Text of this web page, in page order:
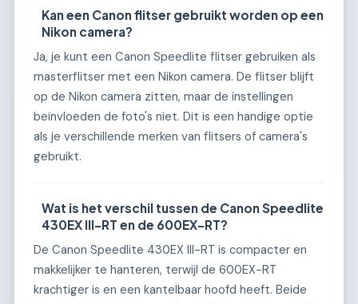
Kan een Canon flitser gebruikt worden op een
Nikon camera?
Ja, je kunt een Canon Speedlite flitser gebruiken als
masterflitser met een Nikon camera. De flitser blijft
op de Nikon camera zitten, maar de instellingen
beïnvloeden de foto's niet. Dit is een handige optie
als je verschillende merken van flitsers of camera's
gebruikt.
Wat is het verschil tussen de Canon Speedlite
430EX III-RT en de 600EX-RT?
De Canon Speedlite 430EX III-RT is compacter en
makkelijker te hanteren, terwijl de 600EX-RT
krachtiger is en een kantelbaar hoofd heeft. Beide